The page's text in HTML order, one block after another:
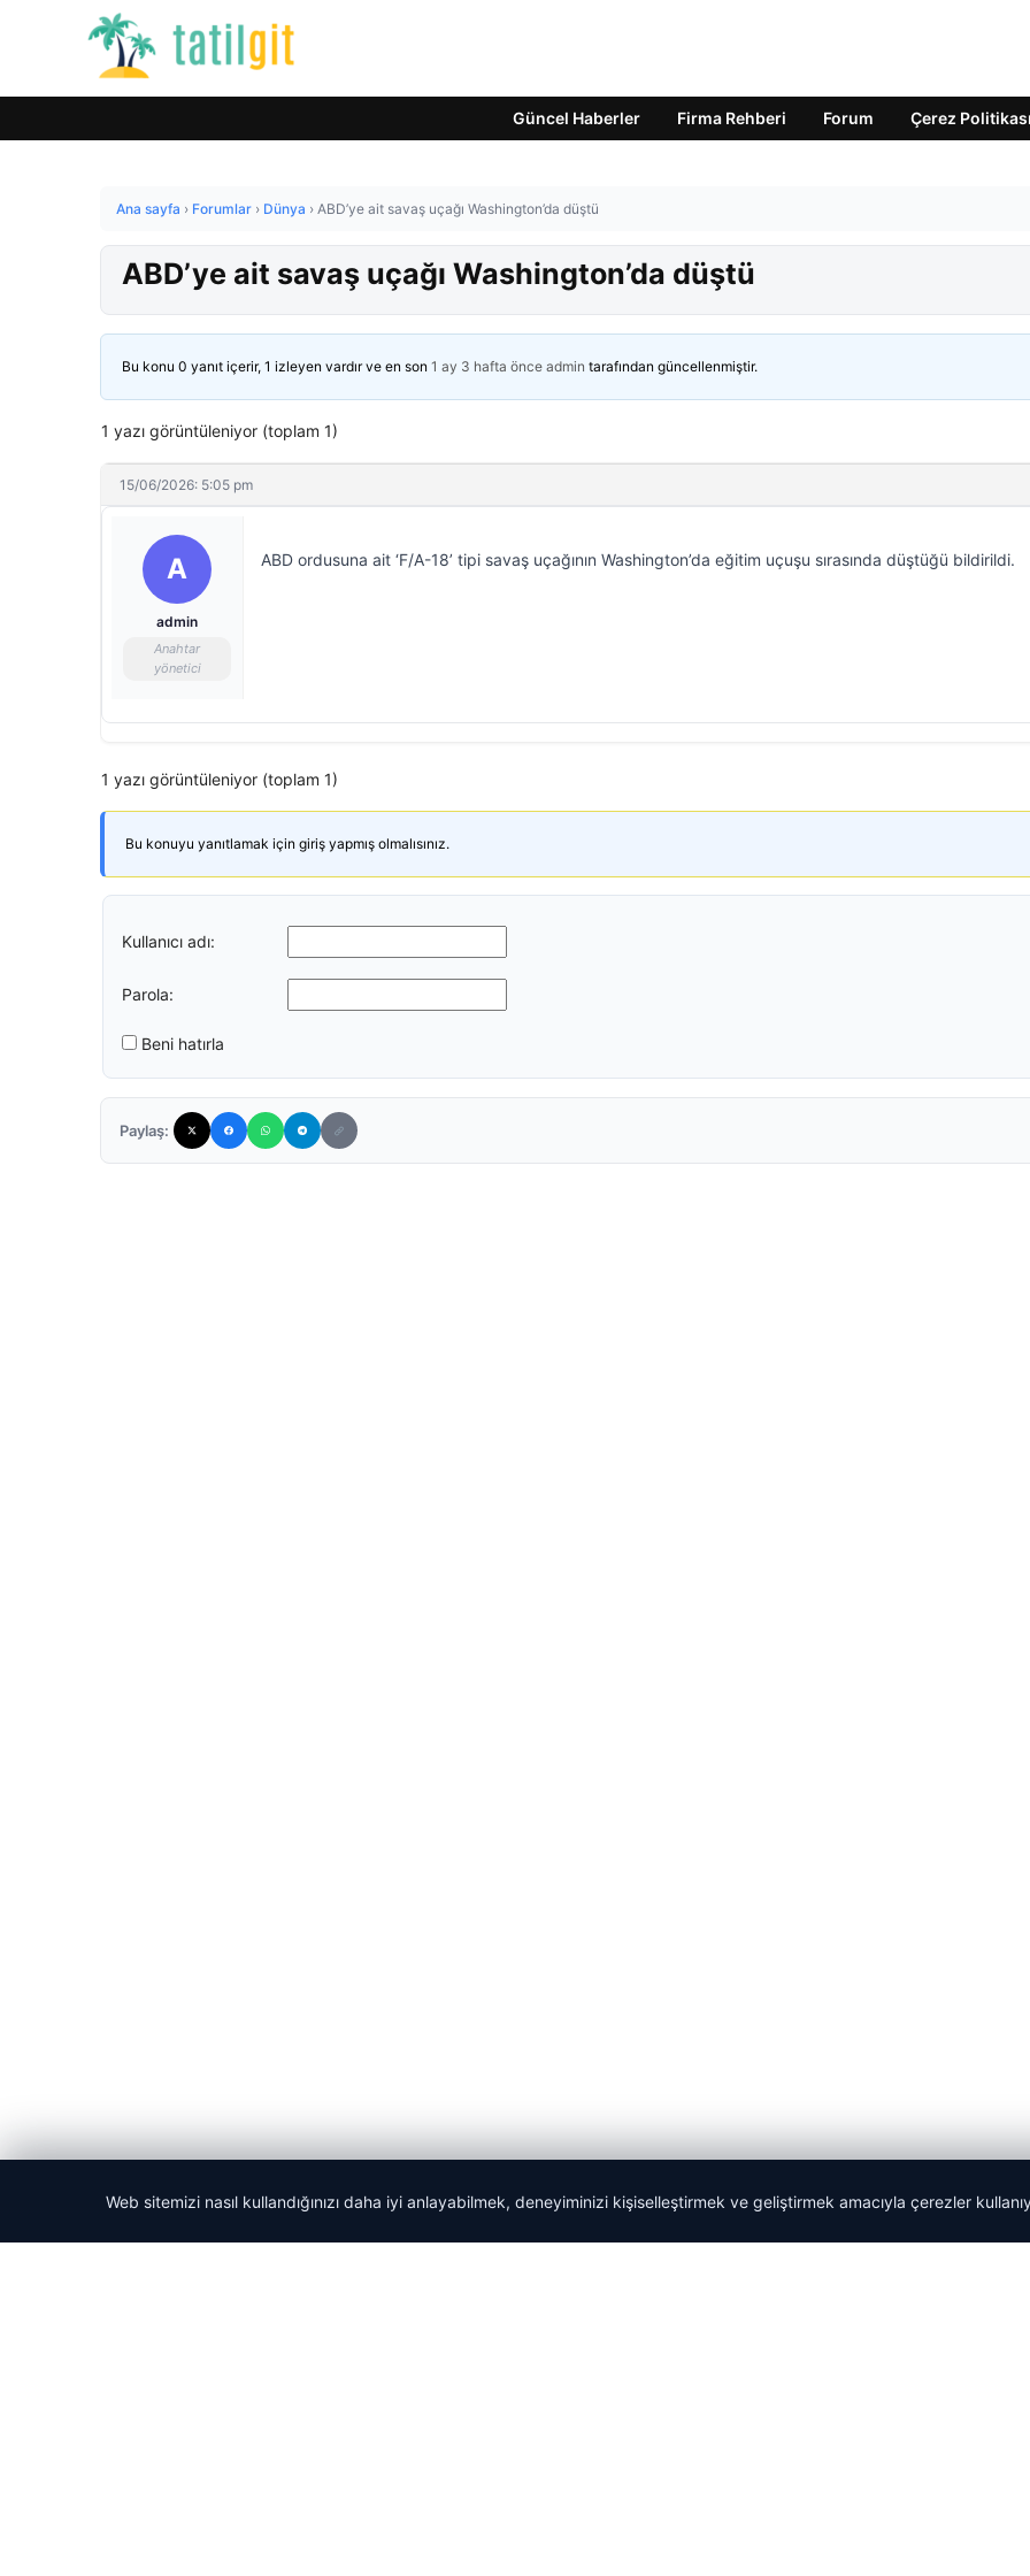
Güncel Haberler Firma Rehberi Forum Çerez Politikası
Ana sayfa › Forumlar › Dünya › ABD’ye ait savaş uçağı Washington’da düştü
ABD’ye ait savaş uçağı Washington’da düştü
Bu konu 0 yanıt içerir, 1 izleyen vardır ve en son 1 ay 3 hafta önce admin tarafından güncellenmiştir.
1 yazı görüntüleniyor (toplam 1)
15/06/2026: 5:05 pm
A
admin
Anahtar
yönetici
ABD ordusuna ait ‘F/A-18’ tipi savaş uçağının Washington’da eğitim uçuşu sırasında düştüğü bildirildi.
1 yazı görüntüleniyor (toplam 1)
Bu konuyu yanıtlamak için giriş yapmış olmalısınız.
Kullanıcı adı:
Parola:
Beni hatırla
Paylaş:
Web sitemizi nasıl kullandığınızı daha iyi anlayabilmek, deneyiminizi kişiselleştirmek ve geliştirmek amacıyla çerezler